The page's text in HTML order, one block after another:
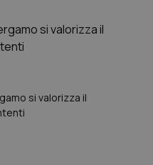
si valorizza il